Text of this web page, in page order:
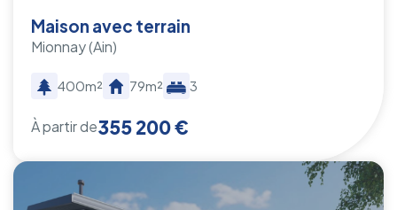
Maison avec terrain
Mionnay(Ain)
400m² 79m² 3
À partir de355 200 €